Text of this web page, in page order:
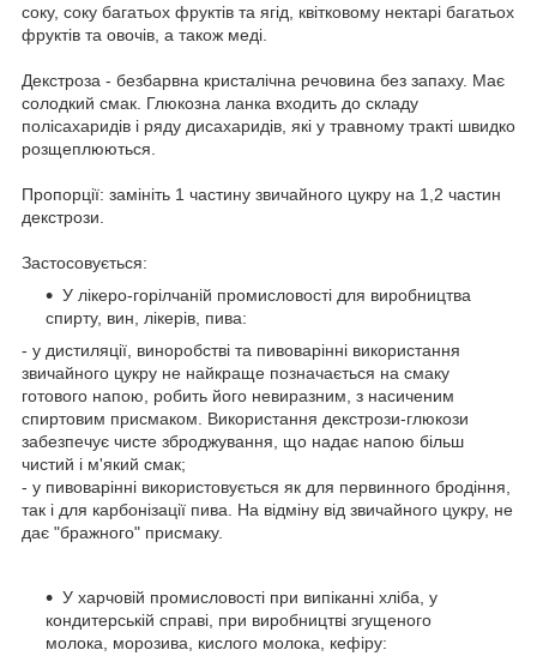
соку, соку багатьох фруктів та ягід, квітковому нектарі багатьох
фруктів та овочів, а також меді.
Декстроза - безбарвна кристалічна речовина без запаху. Має
солодкий смак. Глюкозна ланка входить до складу
полісахаридів і ряду дисахаридів, які у травному тракті швидко
розщеплюються.
Пропорції: замініть 1 частину звичайного цукру на 1,2 частин
декстрози.
Застосовується:
У лікеро-горілчаній промисловості для виробництва
спирту, вин, лікерів, пива:
- у дистиляції, виноробстві та пивоварінні​ використання
звичайного цукру не найкраще позначається на смаку
готового напою, робить його невиразним, з насиченим
спиртовим присмаком. Використання декстрози-глюкози
забезпечує чисте зброджування, що надає напою більш
чистий і м'який смак;
- у пивоварінні використовується як для первинного бродіння,
так і для карбонізації пива. На відміну від звичайного цукру, не
дає "бражного" присмаку.
У харчовій промисловості при випіканні хліба, у
кондитерській справі, при виробництві згущеного
молока, морозива, кислого молока, кефіру: